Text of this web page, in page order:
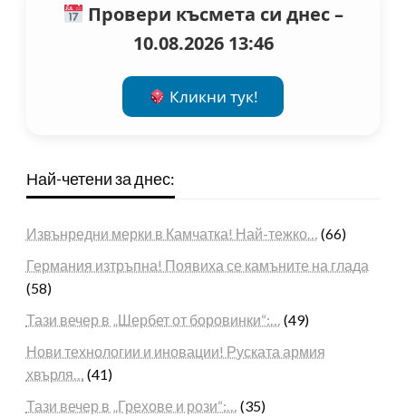
Провери късмета си днес –
10.08.2026 13:46
Кликни тук!
Най-четени за днес:
Извънредни мерки в Камчатка! Най-тежко… (66)
Германия изтръпна! Появиха се камъните на глада
(58)
Тази вечер в „Шербет от боровинки“:… (49)
Нови технологии и иновации! Руската армия
хвърля… (41)
Тази вечер в „Грехове и рози“:… (35)